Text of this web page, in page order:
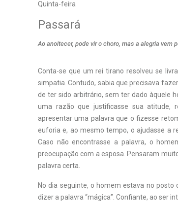
Quinta-feira
Passará
Ao anoitecer, pode vir o choro, mas a alegria vem
Conta-se que um rei tirano resolveu se
simpatia. Contudo, sabia que precisava
de ter sido arbitrário, sem ter dado àquele
uma razão que justificasse sua atitude,
apresentar uma palavra que o fizesse
euforia e, ao mesmo tempo, o ajudasse a
Caso não encontrasse a palavra, o
preocupação com a esposa. Pensaram
palavra certa.
No dia seguinte, o homem estava no
dizer a palavra “mágica”. Confiante, ao ser